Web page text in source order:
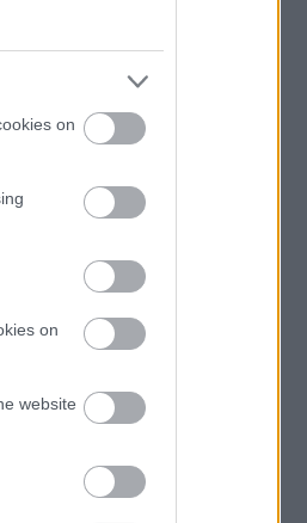
on
on
website
μεταφοράς